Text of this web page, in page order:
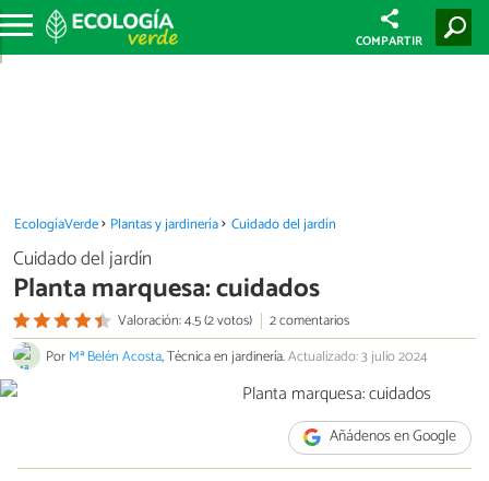
COMPARTIR
EcologíaVerde Plantas y jardinería Cuidado del jardín
Cuidado del jardín
Planta marquesa: cuidados
Valoración: 4.5 (2 votos)
2 comentarios
PorMª Belén Acosta, Técnica en jardinería.Actualizado: 3 julio 2024
Añádenos en Google